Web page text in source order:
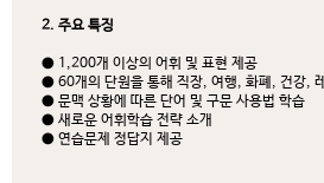
2. 주요 특징
● 1,200개 이상의 어휘 및 표현 제공
● 60개의 단원을 통해 직장, 여행, 화폐, 건강,
● 문맥 상황에 따른 단어 및 구문 사용법 학습
● 새로운 어휘학습 전략 소개
● 연습문제 정답지 제공